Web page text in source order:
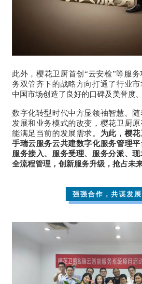
此外，樱花卫厨首创“云安检”等服
务双管齐下的战略方向打通了行业市
中国市场创造了良好的口碑及美誉度。
数字化转型时代中方显领袖智慧。
发展和业务模式的改变，樱花卫厨
能满足当前的发展需求。 为此，樱
手瑞云服务云共建数字化服务管理
服务接入、服务受理、服务分派、
全流程管理，创新服务升级，抢占未
强强合作，共谋发展